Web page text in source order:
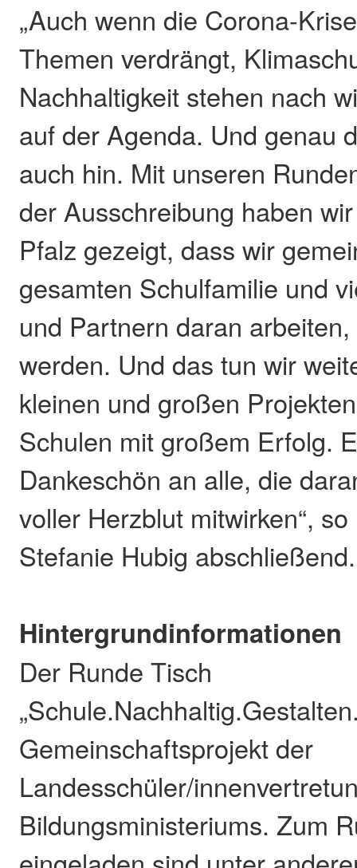
„Auch wenn die Corona-
Themen verdrängt,
Nachhaltigkeit stehen nach
auf der Agenda. Und genau
auch hin. Mit unseren
der Ausschreibung haben
Pfalz gezeigt, dass wir
gesamten Schulfamilie und
und Partnern daran
werden. Und das tun wir
kleinen und großen
Schulen mit großem Erfolg.
Dankeschön an alle, die
voller Herzblut mitwirken“,
Stefanie Hubig abschließend.
Hintergrundinformationen
Der Runde Tisch
Gemeinschaftsprojekt der
Landesschüler/
Bildungsministeriums. Zum